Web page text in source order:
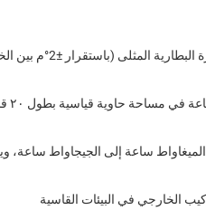
مما يطيل عمر الدورة ويزيد من السلامة أثناء معدلات الشحن/التفريغ العالية
ساعة إلى الجيجاواط ساعة،
الخارجي في البيئات القاسية